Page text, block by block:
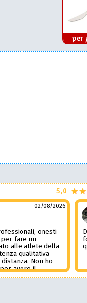
per
5,0
02/08/2026
onesti
fare un
alle atlete della
qualitativa
Non ho
avere il
assistenza del